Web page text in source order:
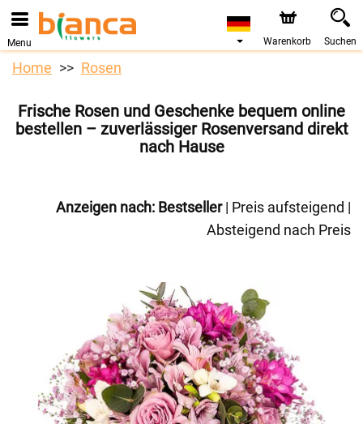
Bestellungen über unseren Onlineshop nehmen wir gerne
entgegen. Der frühestmögliche Liefertermin ist ab dem
07.08.2026 aufgrund von Betriebsurlaub.
Menu Warenkorb Suchen
Home Rosen
Frische Rosen und Geschenke bequem online
bestellen – zuverlässiger Rosenversand direkt
nach Hause
Anzeigen nach: Bestseller| Preis aufsteigend |
Absteigend nach Preis